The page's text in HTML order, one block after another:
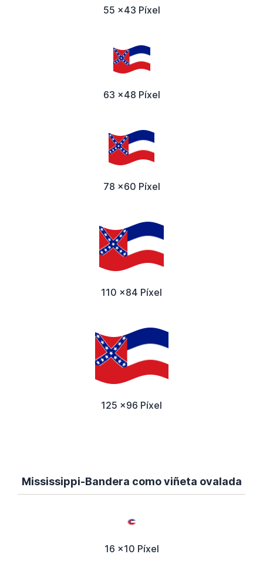
55 x43 Píxel
63 x48 Píxel
78 x60 Píxel
110 x84 Píxel
125 x96 Píxel
Mississippi-Bandera como viñeta ovalada
16 x10 Píxel